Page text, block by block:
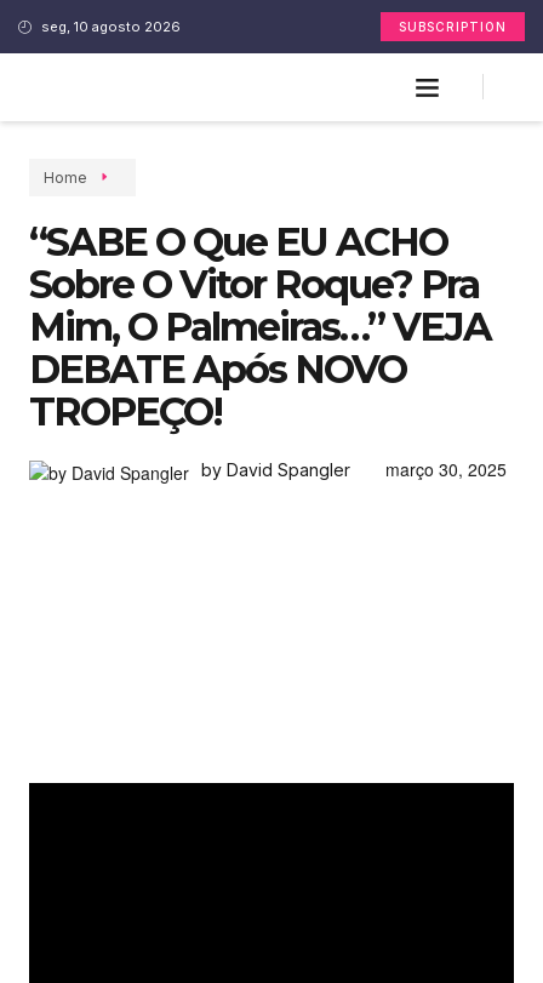
seg, 10 agosto 2026 SUBSCRIPTION
Home
“SABE O Que EU ACHO
Sobre O Vitor Roque? Pra
Mim, O Palmeiras…” VEJA
DEBATE Após NOVO
TROPEÇO!
by David Spangler março 30, 2025